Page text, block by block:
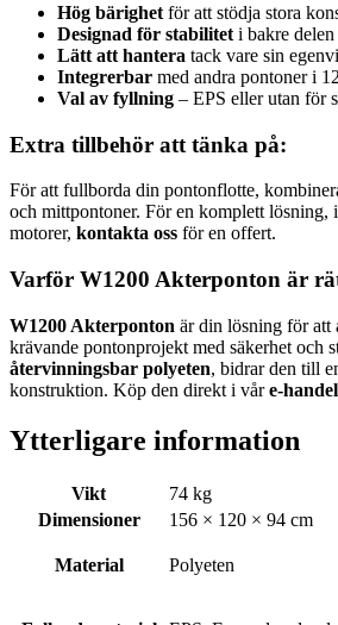
Hög bärighet för att stödja stora
Designad för stabilitet i bakre
Lätt att hantera tack vare sin
Integrerbar med andra pontoner i
Val av fyllning – EPS eller utan för
Extra tillbehör att tänka på:
För att fullborda din pontonflotte,
och mittpontoner. För en komplett lösning,
motorer, kontakta oss för en offert.
Varför W1200 Akterponton är
W1200 Akterponton är din lösning för att
krävande pontonprojekt med säkerhet och
återvinningsbar polyeten, bidrar den till
konstruktion. Köp den direkt i våre-handel
Ytterligare information
Vikt
74 kg
Dimensioner
156 × 120 × 94 cm
Material Polyeten